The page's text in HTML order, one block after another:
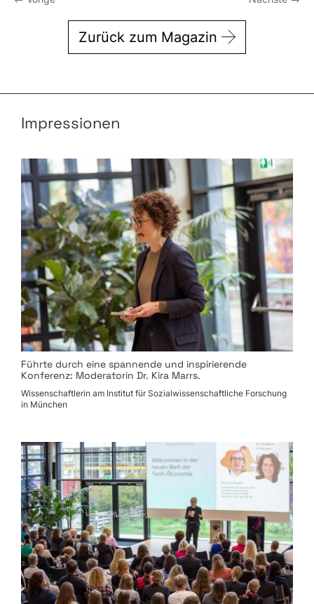
Zurück zum Magazin
Impressionen
Führte durch eine spannende und inspirierende
Konferenz: Moderatorin Dr. Kira Marrs.
Wissenschaftlerin am Institut für Sozialwissenschaftliche Forschung
in München